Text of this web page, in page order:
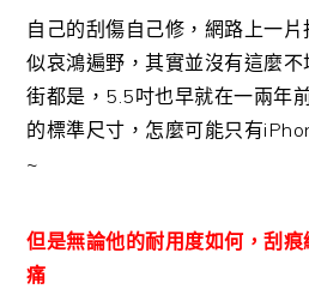
自己的刮傷自己修，網路上一
似哀鴻遍野，其實並沒有這麼
街都是，5.5吋也早就在一兩年
的標準尺寸，怎麼可能只有
~
但是無論他的耐用度如何，刮
痛